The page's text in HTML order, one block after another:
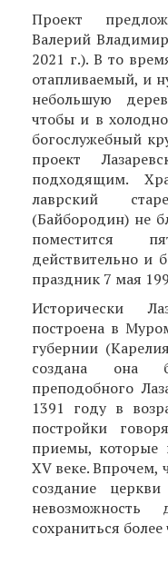
Проект
Валерий
2021 г.). В то
отапливаемый, и
небольшую
чтобы и в
богослужебный
проект
подходящим.
лаврский
(Байбородин) не
поместится
действительно и
праздник 7 мая
Исторически
построена в
губернии
создана она
преподобного
1391 году в
постройки
приемы, которые
XV веке. Впрочем,
создание
невозможность
сохраниться